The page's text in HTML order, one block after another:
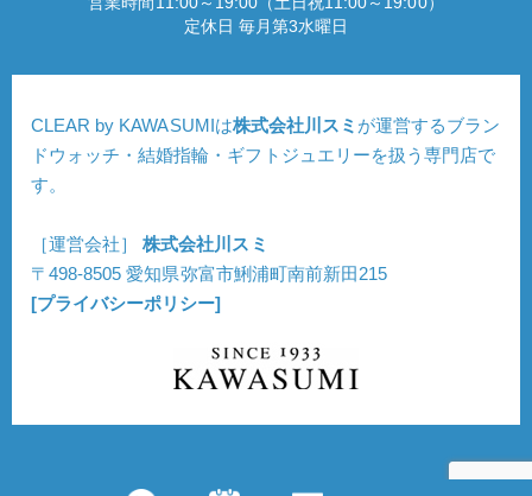
定休日 毎月第3水曜日
CLEAR by KAWASUMIは株式会社川スミ が運営するブラン
ドウォッチ・結婚指輪・ギフトジュエリーを扱う専門店で
す。
［運営会社］株式会社川スミ
〒498-8505 愛知県弥富市鯏浦町南前新田215
[プライバシーポリシー]
Copyright © CLEAR. All Rights Reserved.